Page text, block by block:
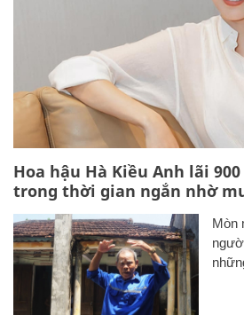
Hoa hậu Hà Kiều Anh lãi
trong thời gian ngắn nhờ
Mòn